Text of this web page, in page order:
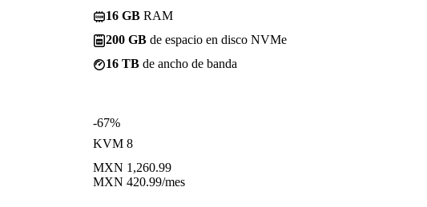
16 GB RAM
200 GB de espacio en disco NVMe
16 TB de ancho de banda
-67%
KVM 8
MXN 1,260.99
MXN 420.99/mes